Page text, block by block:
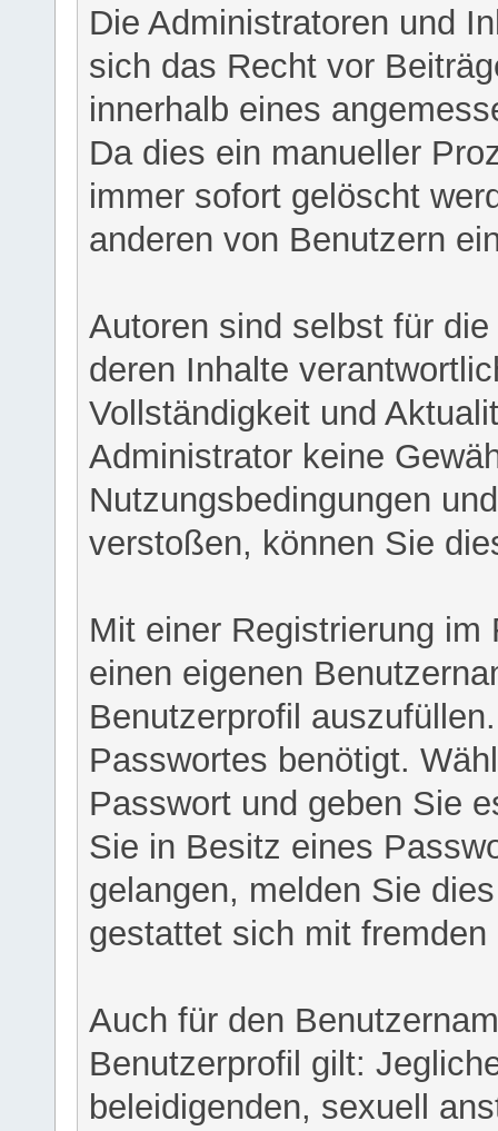
Die Administratoren und
sich das Recht vor
innerhalb eines
Da dies ein manueller
immer sofort gelöscht
anderen von Benutzern
Autoren sind selbst für
deren Inhalte
Vollständigkeit und
Administrator keine
Nutzungsbedingungen
verstoßen, können Sie
Mit einer Registrierung
einen eigenen
Benutzerprofil
Passwortes benötigt.
Passwort und geben Sie
Sie in Besitz eines
gelangen, melden Sie
gestattet sich mit
Auch für den
Benutzerprofil gilt:
beleidigenden, sexuell